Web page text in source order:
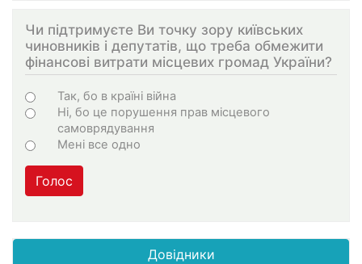
Чи підтримуєте Ви точку зору київських
чиновників і депутатів, що треба обмежити
фінансові витрати місцевих громад України?
Choices
Так, бо в країні війна
Ні, бо це порушення прав місцевого
самоврядування
Мені все одно
Голос
Довідники